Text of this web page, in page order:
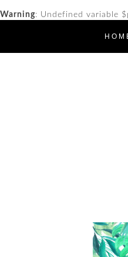
Warning: Undefined variable